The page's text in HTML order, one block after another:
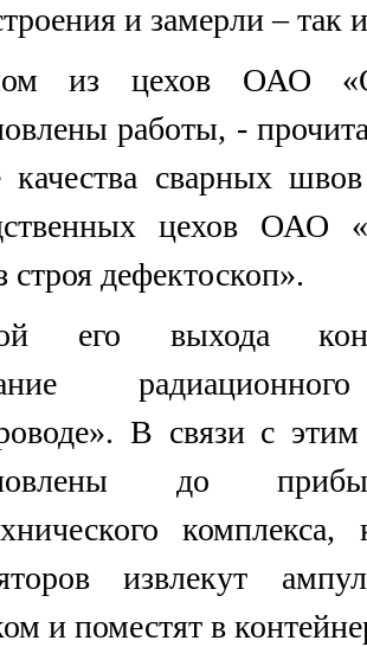
и замерли – так
из цехов ОАО
работы, -
качества сварных
цехов ОАО
дефектоскоп».
его выхода
В связи с
до
извлекут
и поместят в